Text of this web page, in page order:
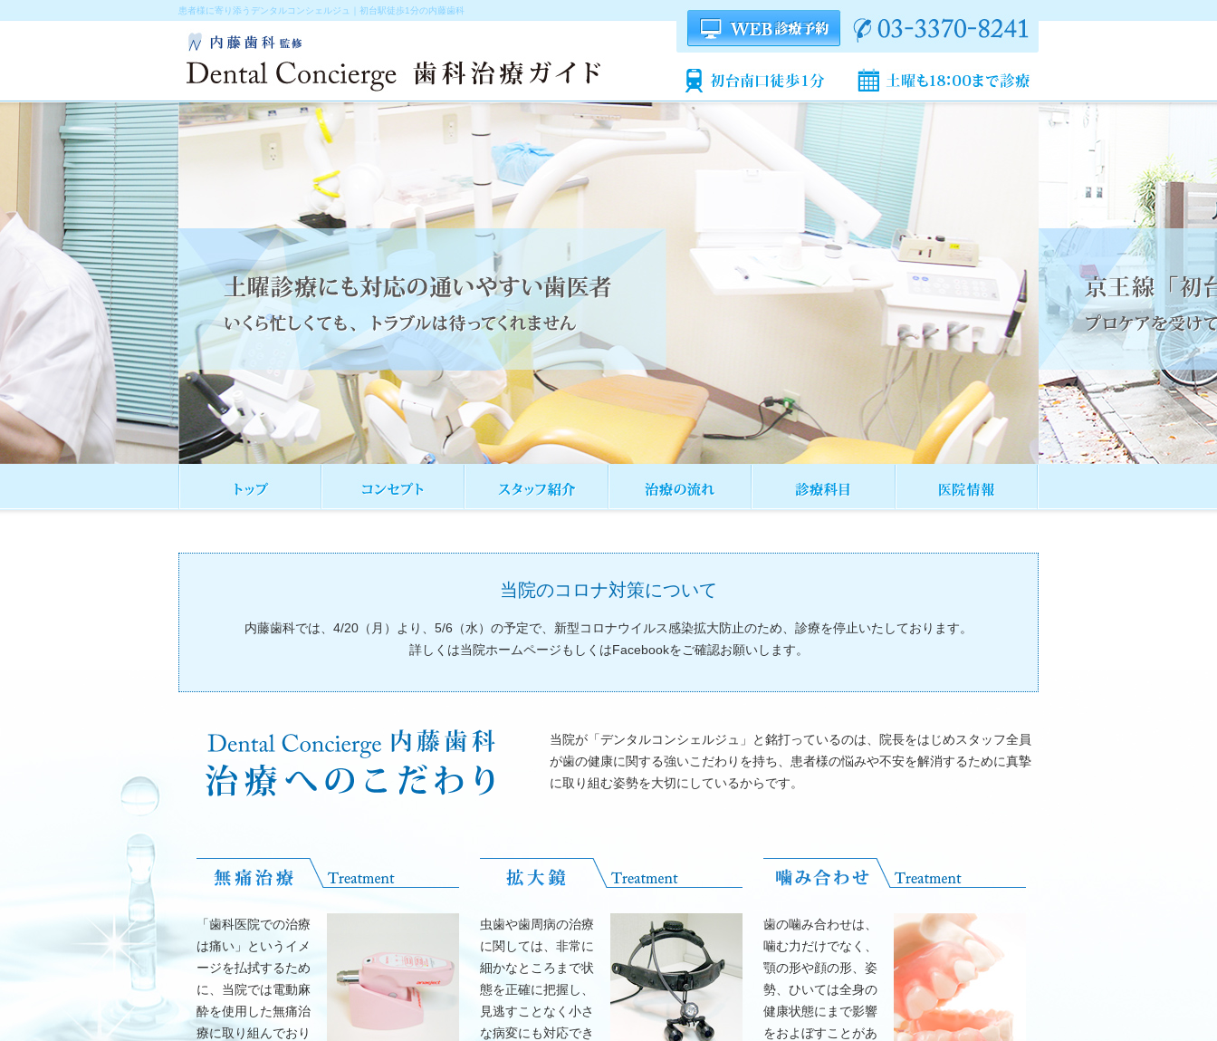
患者様に寄り添うデンタルコンシェルジュ｜初台駅徒歩1分の内藤歯科
当院のコロナ対策について
内藤歯科では、4/20（月）より、5/6（水）の予定で、新型コロナウイルス感染拡大防止のため、診療を停止いたしております。
詳しくは当院ホームページもしくはFacebookをご確認お願いします。
当院が「デンタルコンシェルジュ」と銘打っているのは、院長をはじめスタッフ全員
が歯の健康に関する強いこだわりを持ち、患者様の悩みや不安を解消するために真摯
に取り組む姿勢を大切にしているからです。
「歯科医院での治療
は痛い」というイメ
ージを払拭するため
に、当院では電動麻
酔を使用した無痛治
療に取り組んでおり
虫歯や歯周病の治療
に関しては、非常に
細かなところまで状
態を正確に把握し、
見逃すことなく小さ
な病変にも対応でき
歯の噛み合わせは、
噛む力だけでなく、
顎の形や顔の形、姿
勢、ひいては全身の
健康状態にまで影響
をおよぼすことがあ